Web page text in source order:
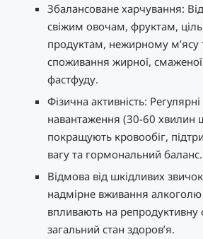
Збалансоване харчування:
свіжим овочам, фруктам,
продуктам, нежирному м’ясу
споживання жирної, смаженої,
фастфуду.
Фізична активність:
навантаження (30-60 хвилин
покращують кровообіг,
вагу та гормональний баланс.
Відмова від шкідливих
надмірне вживання алкоголю
впливають на репродуктивну
загальний стан здоров’я.